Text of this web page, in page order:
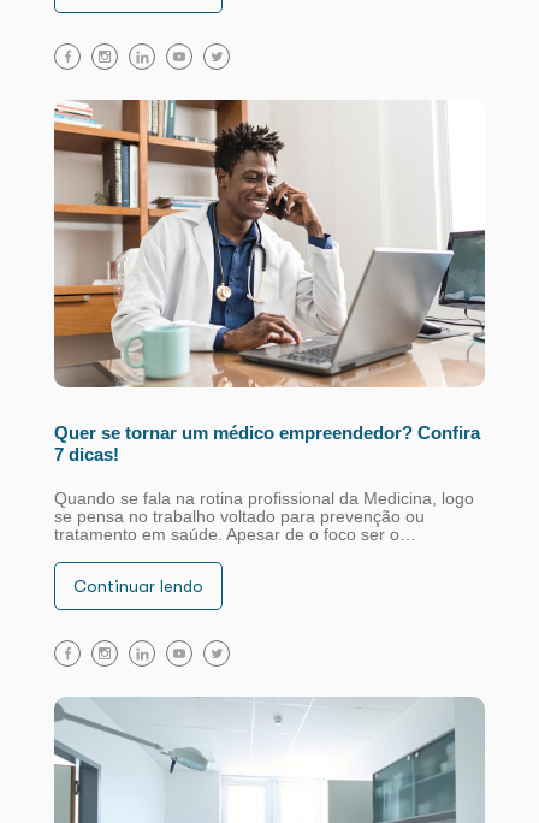
Quer se tornar um médico empreendedor? Confira
7 dicas!
Quando se fala na rotina profissional da Medicina, logo
se pensa no trabalho voltado para prevenção ou
tratamento em saúde. Apesar de o foco ser o…
Continuar lendo